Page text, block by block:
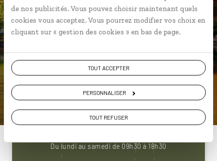
de nos publicités. Vous pouvez choisir maintenant quels
cookies vous acceptez. Vous pourrez modifier vos choix en
cliquant sur « gestion des cookies » en bas de page.
TOUT ACCEPTER
PERSONNALISER
TOUT REFUSER
pendant et après votre voyage.
DEMANDER UN DEVIS
ou
Construisez votre voyage avec un spécialiste Ecosse
01 85 08 22 92
Du lundi au samedi de 09h30 à 18h30